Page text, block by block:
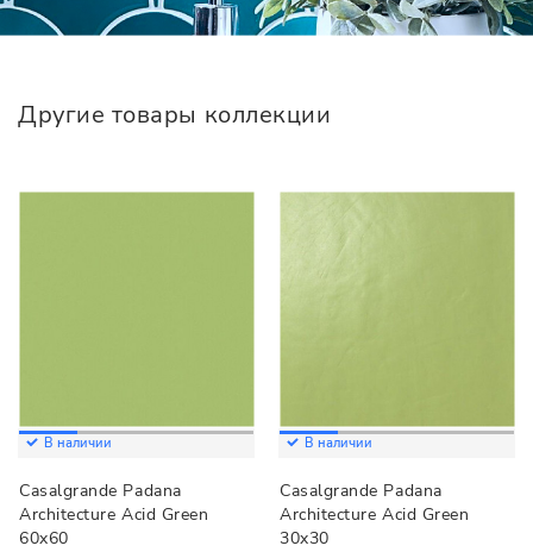
Другие товары коллекции
В наличии
Casalgrande Padana
Architecture Acid Green
60x60
В наличии
Casalgrande Padana
Architecture Acid Green
30x30